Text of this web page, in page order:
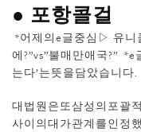
● 포항콜걸
*어제의e글중심▷ 유니
에?”vs”불매만애국?”
는다’는뜻을담았습니다.
대법원은또삼성의포괄
사이의대가관계를인정